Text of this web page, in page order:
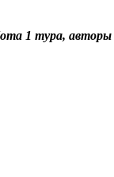
1 тура, авторы